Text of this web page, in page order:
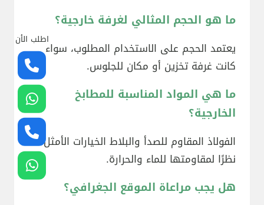
ما هو الحجم المثالي لغرفة خارجية؟
يعتمد الحجم على الاستخدام المطلوب، سواء
كانت غرفة تخزين أو مكان للجلوس.
ما هي المواد المناسبة للمطابخ
الخارجية؟
الفولاذ المقاوم للصدأ والبلاط الخيارات الأمثل
نظرًا لمقاومتها للماء والحرارة.
هل يجب مراعاة الموقع الجغرافي؟
اطلب الأن